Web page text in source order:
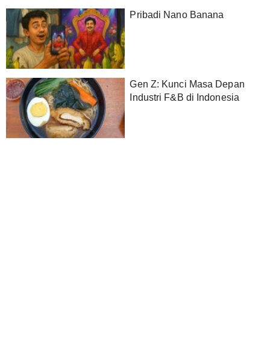
Pribadi Nano Banana
Gen Z: Kunci Masa Depan
Industri F&B di Indonesia